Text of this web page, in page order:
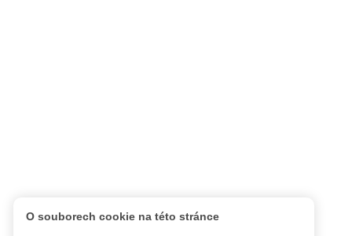
O souborech cookie na této stránce